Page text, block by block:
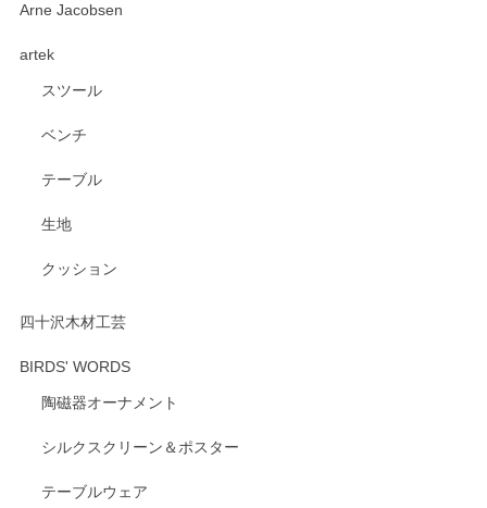
Arne Jacobsen
artek
スツール
ベンチ
テーブル
生地
クッション
四十沢木材工芸
BIRDS' WORDS
陶磁器オーナメント
シルクスクリーン＆ポスター
テーブルウェア